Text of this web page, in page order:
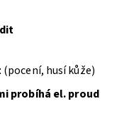
(pocení, husí kůže)
probíhá el. proud